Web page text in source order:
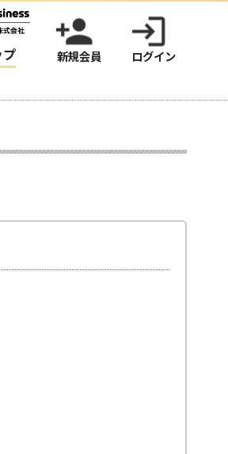
プ
person_add
新規会員
login
ログイン